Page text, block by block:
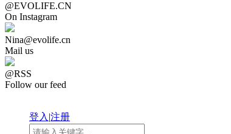
@EVOLIFE.CN
On Instagram
Nina@evolife.cn
Mail us
@RSS
Follow our feed
登入|注册